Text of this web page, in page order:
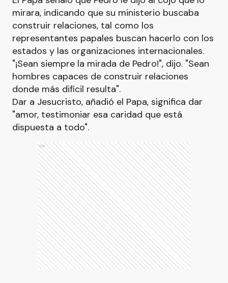
mirara, indicando que su ministerio buscaba
construir relaciones, tal como los
representantes papales buscan hacerlo con los
estados y las organizaciones internacionales.
"¡Sean siempre la mirada de Pedro!", dijo. "Sean
hombres capaces de construir relaciones
donde más difícil resulta".
Dar a Jesucristo, añadió el Papa, significa dar
"amor, testimoniar esa caridad que está
dispuesta a todo".
Ads